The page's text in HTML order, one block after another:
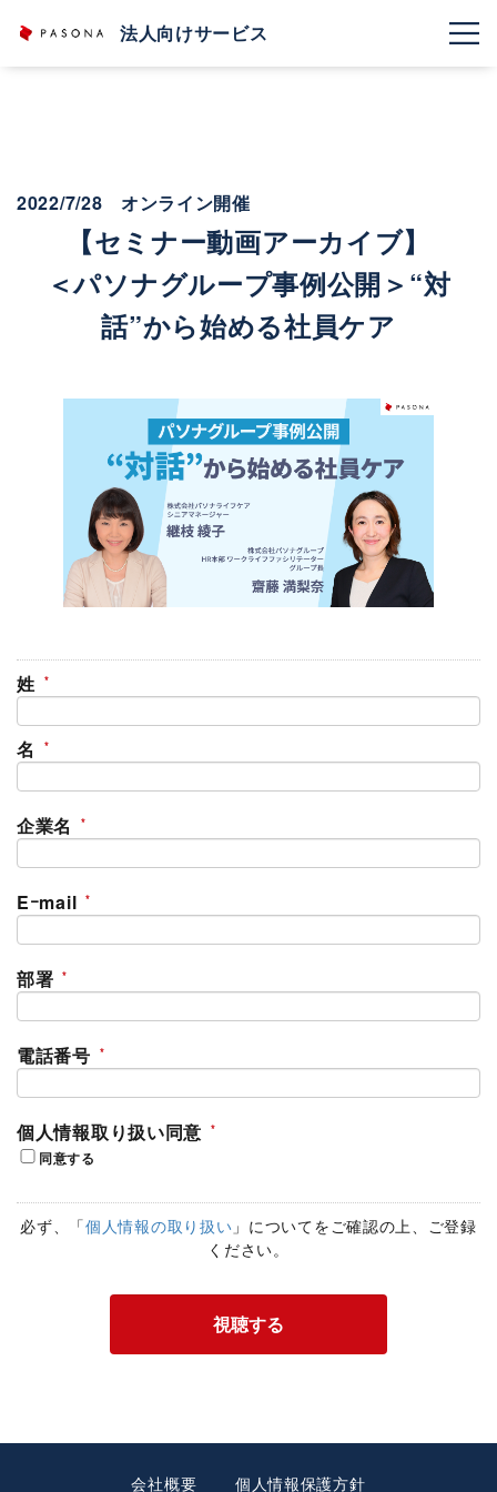
法人向けサービス
2022/7/28 オンライン開催
【セミナー動画アーカイブ】
＜パソナグループ事例公開＞“対
話”から始める社員ケア
姓
名
企業名
Eｰmail
部署
電話番号
個人情報取り扱い同意
同意する
必ず、「個人情報の取り扱い 」についてをご確認の上、ご登録
ください。
会社概要 個人情報保護方針